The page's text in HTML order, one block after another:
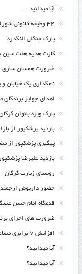
آیا میدانید …
۳۴ وظیفه قانونی شورای شهر
پارک جنگلی النگدره
کارت هدیه هفت سین
ضرورت همسان سازی
نامگذاری یک خیابان و
اهدای جوایز
پارک ویزه بانوان گرگان
بازدید پزشکپور از
پیگیری پزشکپور از
بازدید علیرضا
روستای زیارت گرگان
حضور داریوش ارجمند
قدمگاه امام حسن
ضرورت های اجرای
افزایش ۷ برابری مساعدت به هیات های ورزشی
آیا میدانید؟
آیا میدانید؟